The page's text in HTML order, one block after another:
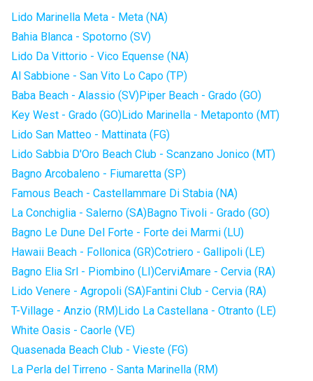
Lido Marinella Meta - Meta (NA)
Bahia Blanca - Spotorno (SV)
Lido Da Vittorio - Vico Equense (NA)
Al Sabbione - San Vito Lo Capo (TP)
Baba Beach - Alassio (SV)Piper Beach - Grado (GO)
Key West - Grado (GO)Lido Marinella - Metaponto (MT)
Lido San Matteo - Mattinata (FG)
Lido Sabbia D'Oro Beach Club - Scanzano Jonico (MT)
Bagno Arcobaleno - Fiumaretta (SP)
Famous Beach - Castellammare Di Stabia (NA)
La Conchiglia - Salerno (SA)Bagno Tivoli - Grado (GO)
Bagno Le Dune Del Forte - Forte dei Marmi (LU)
Hawaii Beach - Follonica (GR)Cotriero - Gallipoli (LE)
Bagno Elia Srl - Piombino (LI)CerviAmare - Cervia (RA)
Lido Venere - Agropoli (SA)Fantini Club - Cervia (RA)
T-Village - Anzio (RM)Lido La Castellana - Otranto (LE)
White Oasis - Caorle (VE)
Quasenada Beach Club - Vieste (FG)
La Perla del Tirreno - Santa Marinella (RM)